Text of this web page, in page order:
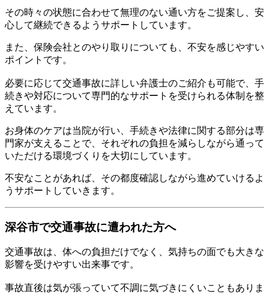
その時々の状態に合わせて無理のない通い方をご提案し、安
心して継続できるようサポートしています。
また、保険会社とのやり取りについても、不安を感じやすい
ポイントです。
必要に応じて交通事故に詳しい弁護士のご紹介も可能で、手
続きや対応について専門的なサポートを受けられる体制を整
えています。
お身体のケアは当院が行い、手続きや法律に関する部分は専
門家が支えることで、それぞれの負担を減らしながら通って
いただける環境づくりを大切にしています。
不安なことがあれば、その都度確認しながら進めていけるよ
うサポートしていきます。
深谷市で交通事故に遭われた方へ
交通事故は、体への負担だけでなく、気持ちの面でも大きな
影響を受けやすい出来事です。
事故直後は気が張っていて不調に気づきにくいこともありま